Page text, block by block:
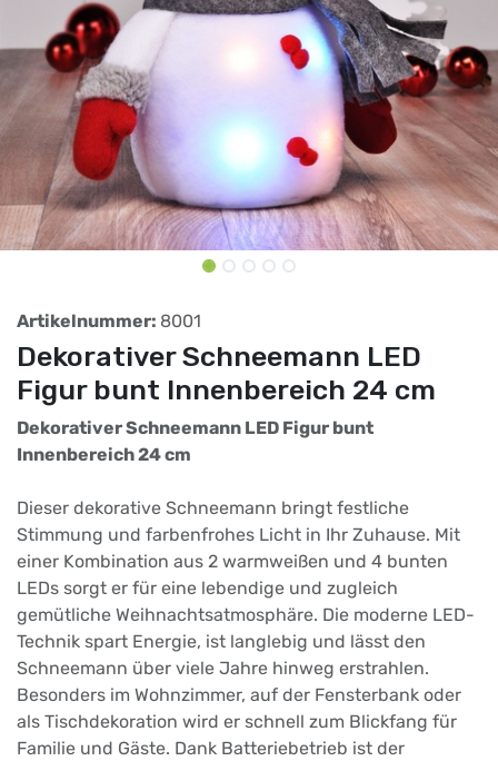
Artikelnummer: 8001
Dekorativer Schneemann LED
Figur bunt Innenbereich 24 cm
Dekorativer Schneemann LED Figur bunt
Innenbereich 24 cm
Dieser dekorative Schneemann bringt festliche
Stimmung und farbenfrohes Licht in Ihr Zuhause. Mit
einer Kombination aus 2 warmweißen und 4 bunten
LEDs sorgt er für eine lebendige und zugleich
gemütliche Weihnachtsatmosphäre. Die moderne LED-
Technik spart Energie, ist langlebig und lässt den
Schneemann über viele Jahre hinweg erstrahlen.
Besonders im Wohnzimmer, auf der Fensterbank oder
als Tischdekoration wird er schnell zum Blickfang für
Familie und Gäste. Dank Batteriebetrieb ist der